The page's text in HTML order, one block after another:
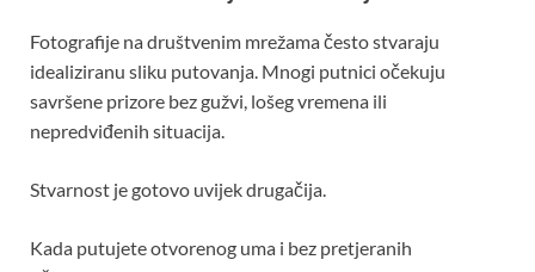
Fotografije na društvenim mrežama često stvaraju
idealiziranu sliku putovanja. Mnogi putnici očekuju
savršene prizore bez gužvi, lošeg vremena ili
nepredviđenih situacija.
Stvarnost je gotovo uvijek drugačija.
Kada putujete otvorenog uma i bez pretjeranih